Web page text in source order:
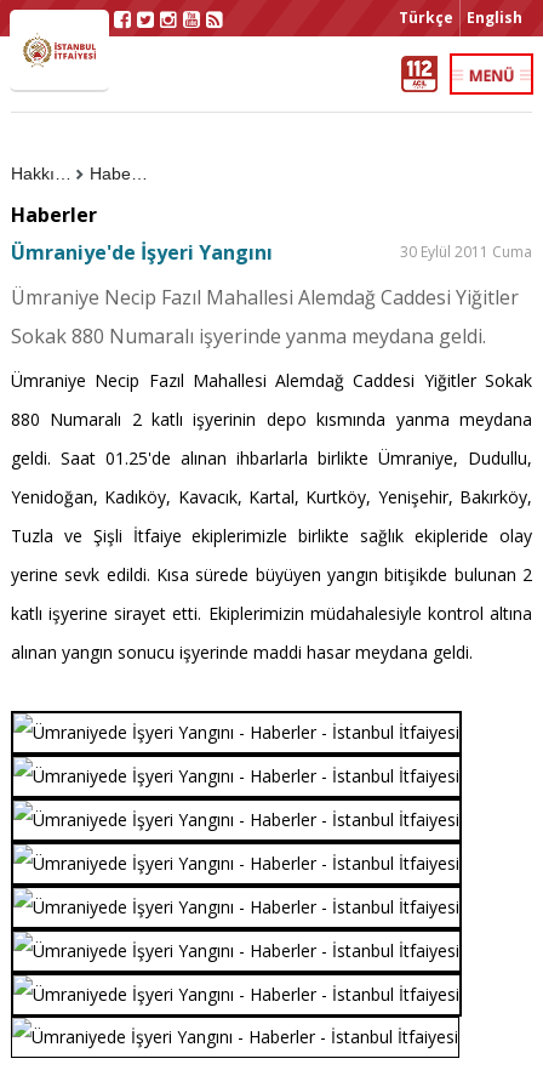
Türkçe English
Haberler
Haberler
Ümraniye'de İşyeri Yangını
30 Eylül 2011 Cuma
Ümraniye Necip Fazıl Mahallesi Alemdağ Caddesi Yiğitler
Sokak 880 Numaralı işyerinde yanma meydana geldi.
Ümraniye Necip Fazıl Mahallesi Alemdağ Caddesi Yiğitler Sokak
880 Numaralı 2 katlı işyerinin depo kısmında yanma meydana
geldi. Saat 01.25'de alınan ihbarlarla birlikte Ümraniye, Dudullu,
Yenidoğan, Kadıköy, Kavacık, Kartal, Kurtköy, Yenişehir, Bakırköy,
Tuzla ve Şişli İtfaiye ekiplerimizle birlikte sağlık ekipleride olay
yerine sevk edildi. Kısa sürede büyüyen yangın bitişikde bulunan 2
katlı işyerine sirayet etti. Ekiplerimizin müdahalesiyle kontrol altına
alınan yangın sonucu işyerinde maddi hasar meydana geldi.